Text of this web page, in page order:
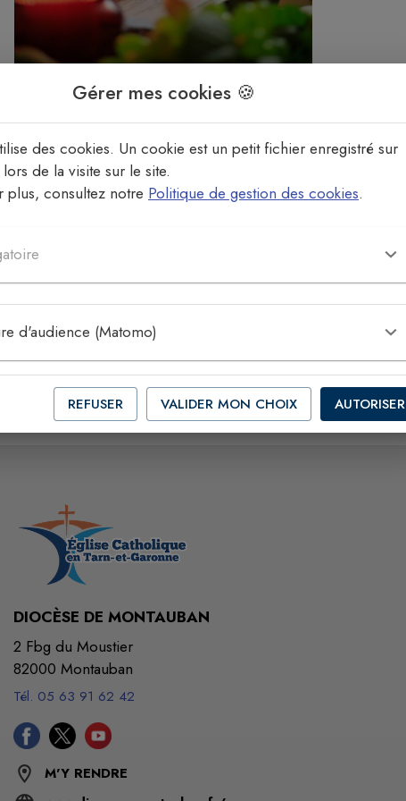
toutes les horaires des messes ci-dessous
DIOCÈSE DE MONTAUBAN
2 Fbg du Moustier
82000 Montauban
Tél. 05 63 91 62 42
M'Y RENDRE
Gérer mes cookies 🍪
des cookies. Un cookie est un petit fichier enregistré sur
de la visite sur le site.
plus, consultez notre Politique de gestion des cookies.
d'audience (Matomo)
REFUSER VALIDER MON CHOIX AUTORISER